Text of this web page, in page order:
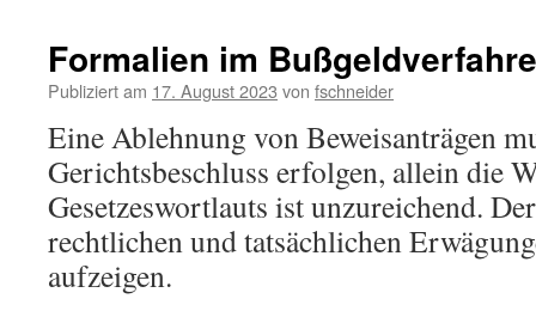
Formalien im
Publiziert am 17. August 2023 von fschneider
Eine Ablehnung von Beweisanträgen
Gerichtsbeschluss erfolgen, allein die
Gesetzeswortlauts ist unzureichend.
rechtlichen und tatsächlichen
aufzeigen.